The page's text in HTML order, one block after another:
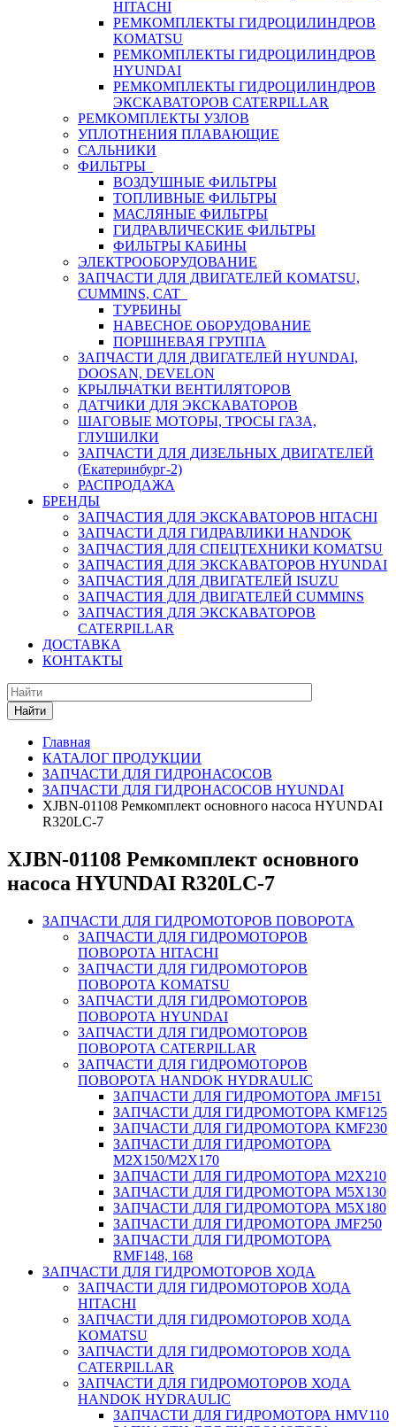
HITACHI
РЕМКОМПЛЕКТЫ ГИДРОЦИЛИНДРОВ
KOMATSU
РЕМКОМПЛЕКТЫ ГИДРОЦИЛИНДРОВ
HYUNDAI
РЕМКОМПЛЕКТЫ ГИДРОЦИЛИНДРОВ
ЭКСКАВАТОРОВ CATERPILLAR
РЕМКОМПЛЕКТЫ УЗЛОВ
УПЛОТНЕНИЯ ПЛАВАЮЩИЕ
САЛЬНИКИ
ФИЛЬТРЫ
ВОЗДУШНЫЕ ФИЛЬТРЫ
ТОПЛИВНЫЕ ФИЛЬТРЫ
МАСЛЯНЫЕ ФИЛЬТРЫ
ГИДРАВЛИЧЕСКИЕ ФИЛЬТРЫ
ФИЛЬТРЫ КАБИНЫ
ЭЛЕКТРООБОРУДОВАНИЕ
ЗАПЧАСТИ ДЛЯ ДВИГАТЕЛЕЙ KOMATSU,
CUMMINS, CAT
ТУРБИНЫ
НАВЕСНОЕ ОБОРУДОВАНИЕ
ПОРШНЕВАЯ ГРУППА
ЗАПЧАСТИ ДЛЯ ДВИГАТЕЛЕЙ HYUNDAI,
DOOSAN, DEVELON
КРЫЛЬЧАТКИ ВЕНТИЛЯТОРОВ
ДАТЧИКИ ДЛЯ ЭКСКАВАТОРОВ
ШАГОВЫЕ МОТОРЫ, ТРОСЫ ГАЗА,
ГЛУШИЛКИ
ЗАПЧАСТИ ДЛЯ ДИЗЕЛЬНЫХ ДВИГАТЕЛЕЙ
(Екатеринбург-2)
РАСПРОДАЖА
БРЕНДЫ
ЗАПЧАСТИЯ ДЛЯ ЭКСКАВАТОРОВ HITACHI
ЗАПЧАСТИ ДЛЯ ГИДРАВЛИКИ HANDOK
ЗАПЧАСТИЯ ДЛЯ СПЕЦТЕХНИКИ KOMATSU
ЗАПЧАСТИЯ ДЛЯ ЭКСКАВАТОРОВ HYUNDAI
ЗАПЧАСТИЯ ДЛЯ ДВИГАТЕЛЕЙ ISUZU
ЗАПЧАСТИЯ ДЛЯ ДВИГАТЕЛЕЙ CUMMINS
ЗАПЧАСТИЯ ДЛЯ ЭКСКАВАТОРОВ
CATERPILLAR
ДОСТАВКА
КОНТАКТЫ
Найти
Главная
КАТАЛОГ ПРОДУКЦИИ
ЗАПЧАСТИ ДЛЯ ГИДРОНАСОСОВ
ЗАПЧАСТИ ДЛЯ ГИДРОНАСОСОВ HYUNDAI
XJBN-01108 Ремкомплект основного насоса HYUNDAI
R320LC-7
XJBN-01108 Ремкомплект основного
насоса HYUNDAI R320LC-7
ЗАПЧАСТИ ДЛЯ ГИДРОМОТОРОВ ПОВОРОТА
ЗАПЧАСТИ ДЛЯ ГИДРОМОТОРОВ
ПОВОРОТА HITACHI
ЗАПЧАСТИ ДЛЯ ГИДРОМОТОРОВ
ПОВОРОТА KOMATSU
ЗАПЧАСТИ ДЛЯ ГИДРОМОТОРОВ
ПОВОРОТА HYUNDAI
ЗАПЧАСТИ ДЛЯ ГИДРОМОТОРОВ
ПОВОРОТА CATERPILLAR
ЗАПЧАСТИ ДЛЯ ГИДРОМОТОРОВ
ПОВОРОТА HANDOK HYDRAULIC
ЗАПЧАСТИ ДЛЯ ГИДРОМОТОРА JMF151
ЗАПЧАСТИ ДЛЯ ГИДРОМОТОРА KMF125
ЗАПЧАСТИ ДЛЯ ГИДРОМОТОРА KMF230
ЗАПЧАСТИ ДЛЯ ГИДРОМОТОРА
M2X150/M2X170
ЗАПЧАСТИ ДЛЯ ГИДРОМОТОРА M2X210
ЗАПЧАСТИ ДЛЯ ГИДРОМОТОРА M5X130
ЗАПЧАСТИ ДЛЯ ГИДРОМОТОРА M5X180
ЗАПЧАСТИ ДЛЯ ГИДРОМОТОРА JMF250
ЗАПЧАСТИ ДЛЯ ГИДРОМОТОРА
RMF148, 168
ЗАПЧАСТИ ДЛЯ ГИДРОМОТОРОВ ХОДА
ЗАПЧАСТИ ДЛЯ ГИДРОМОТОРОВ ХОДА
HITACHI
ЗАПЧАСТИ ДЛЯ ГИДРОМОТОРОВ ХОДА
KOMATSU
ЗАПЧАСТИ ДЛЯ ГИДРОМОТОРОВ ХОДА
CATERPILLAR
ЗАПЧАСТИ ДЛЯ ГИДРОМОТОРОВ ХОДА
HANDOK HYDRAULIC
ЗАПЧАСТИ ДЛЯ ГИДРОМОТОРА HMV110